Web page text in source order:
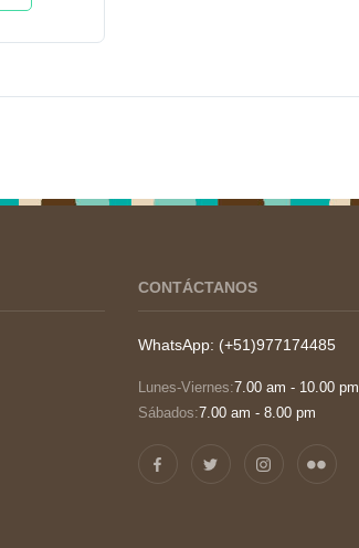
CONTÁCTANOS
WhatsApp: (+51)977174485
Lunes-Viernes:7.00 am - 10.00 pm
Sábados:7.00 am - 8.00 pm